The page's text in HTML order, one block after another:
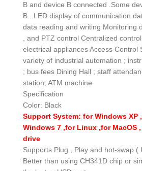
B and device B connected .Some
B . LED display of communication
data reading and writing Monitoring
, and PTZ control Centralized
electrical appliances Access Control
variety of industrial automation ;
; bus fees Dining Hall ; staff
station; ATM machine.
Specification
Color: Black
Support System: for Windows XP
Windows 7 ,for Linux ,for MacOS
drive
Supports Plug , Play and hot-swap (
Better than using CH341D chip or